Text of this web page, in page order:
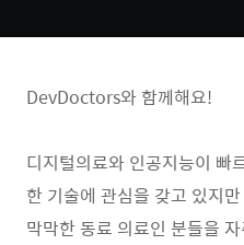
DevDoctors와 함께해요!
디지털의료와 인공지능이 빠
한 기술에 관심을 갖고 있지
막막한 동료 의료인 분들을